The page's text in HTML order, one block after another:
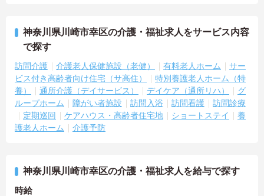
神奈川県川崎市幸区の介護・福祉求人をサービス内容
で探す
訪問介護 介護老人保健施設（老健） 有料老人ホーム
サー
ビス付き高齢者向け住宅（サ高住）
特別養護老人ホーム（特
養）
通所介護（デイサービス） デイケア（通所リハ）
グ
ループホーム
障がい者施設 訪問入浴 訪問看護
訪問診療
定期巡回
ケアハウス・高齢者住宅地 ショートステイ
養
護老人ホーム
介護予防
神奈川県川崎市幸区の介護・福祉求人を給与で探す
時給